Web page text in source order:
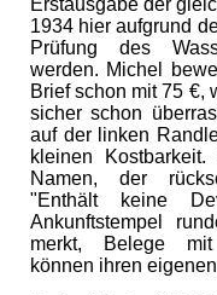
Erstausgabe der
1934 hier aufgrund
Prüfung des
werden. Michel
Brief schon mit 75 €,
sicher schon
auf der linken
kleinen
Namen, der
"Enthält keine
Ankunftstempel
merkt, Belege mit
können ihren